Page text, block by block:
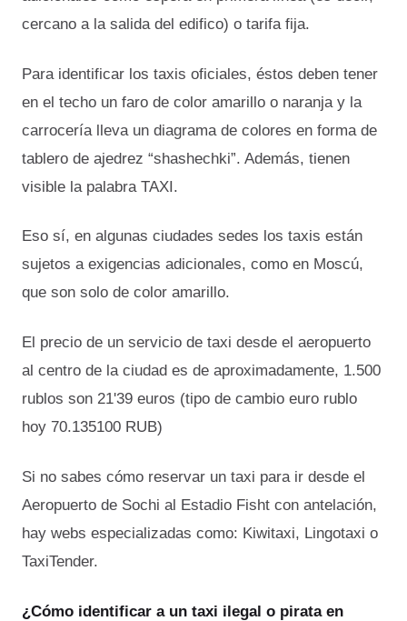
cercano a la salida del edifico) o tarifa fija.
Para identificar los taxis oficiales, éstos deben tener
en el techo un faro de color amarillo o naranja y la
carrocería lleva un diagrama de colores en forma de
tablero de ajedrez “shashechki”. Además, tienen
visible la palabra TAXI.
Eso sí, en algunas ciudades sedes los taxis están
sujetos a exigencias adicionales, como en Moscú,
que son solo de color amarillo.
El precio de un servicio de taxi desde el aeropuerto
al centro de la ciudad es de aproximadamente, 1.500
rublos son 21'39 euros (tipo de cambio euro rublo
hoy 70.135100 RUB)
Si no sabes cómo reservar un taxi para ir desde el
Aeropuerto de Sochi al Estadio Fisht con antelación,
hay webs especializadas como: Kiwitaxi, Lingotaxi o
TaxiTender.
¿Cómo identificar a un taxi ilegal o pirata en